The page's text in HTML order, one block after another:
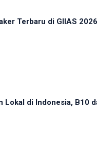
Terbaru di GIIAS
Lokal di Indonesia, B10